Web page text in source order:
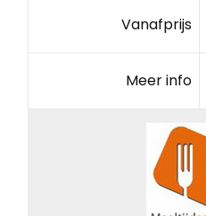
Vanafprijs
Meer info